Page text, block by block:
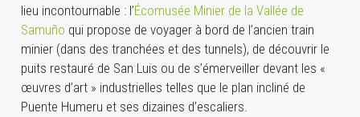
lieu incontournable : l’Écomusée Minier de la Vallée de
Samuño qui propose de voyager à bord de l’ancien train
minier (dans des tranchées et des tunnels), de découvrir le
puits restauré de San Luis ou de s’émerveiller devant les «
œuvres d’art » industrielles telles que le plan incliné de
Puente Humeru et ses dizaines d’escaliers.